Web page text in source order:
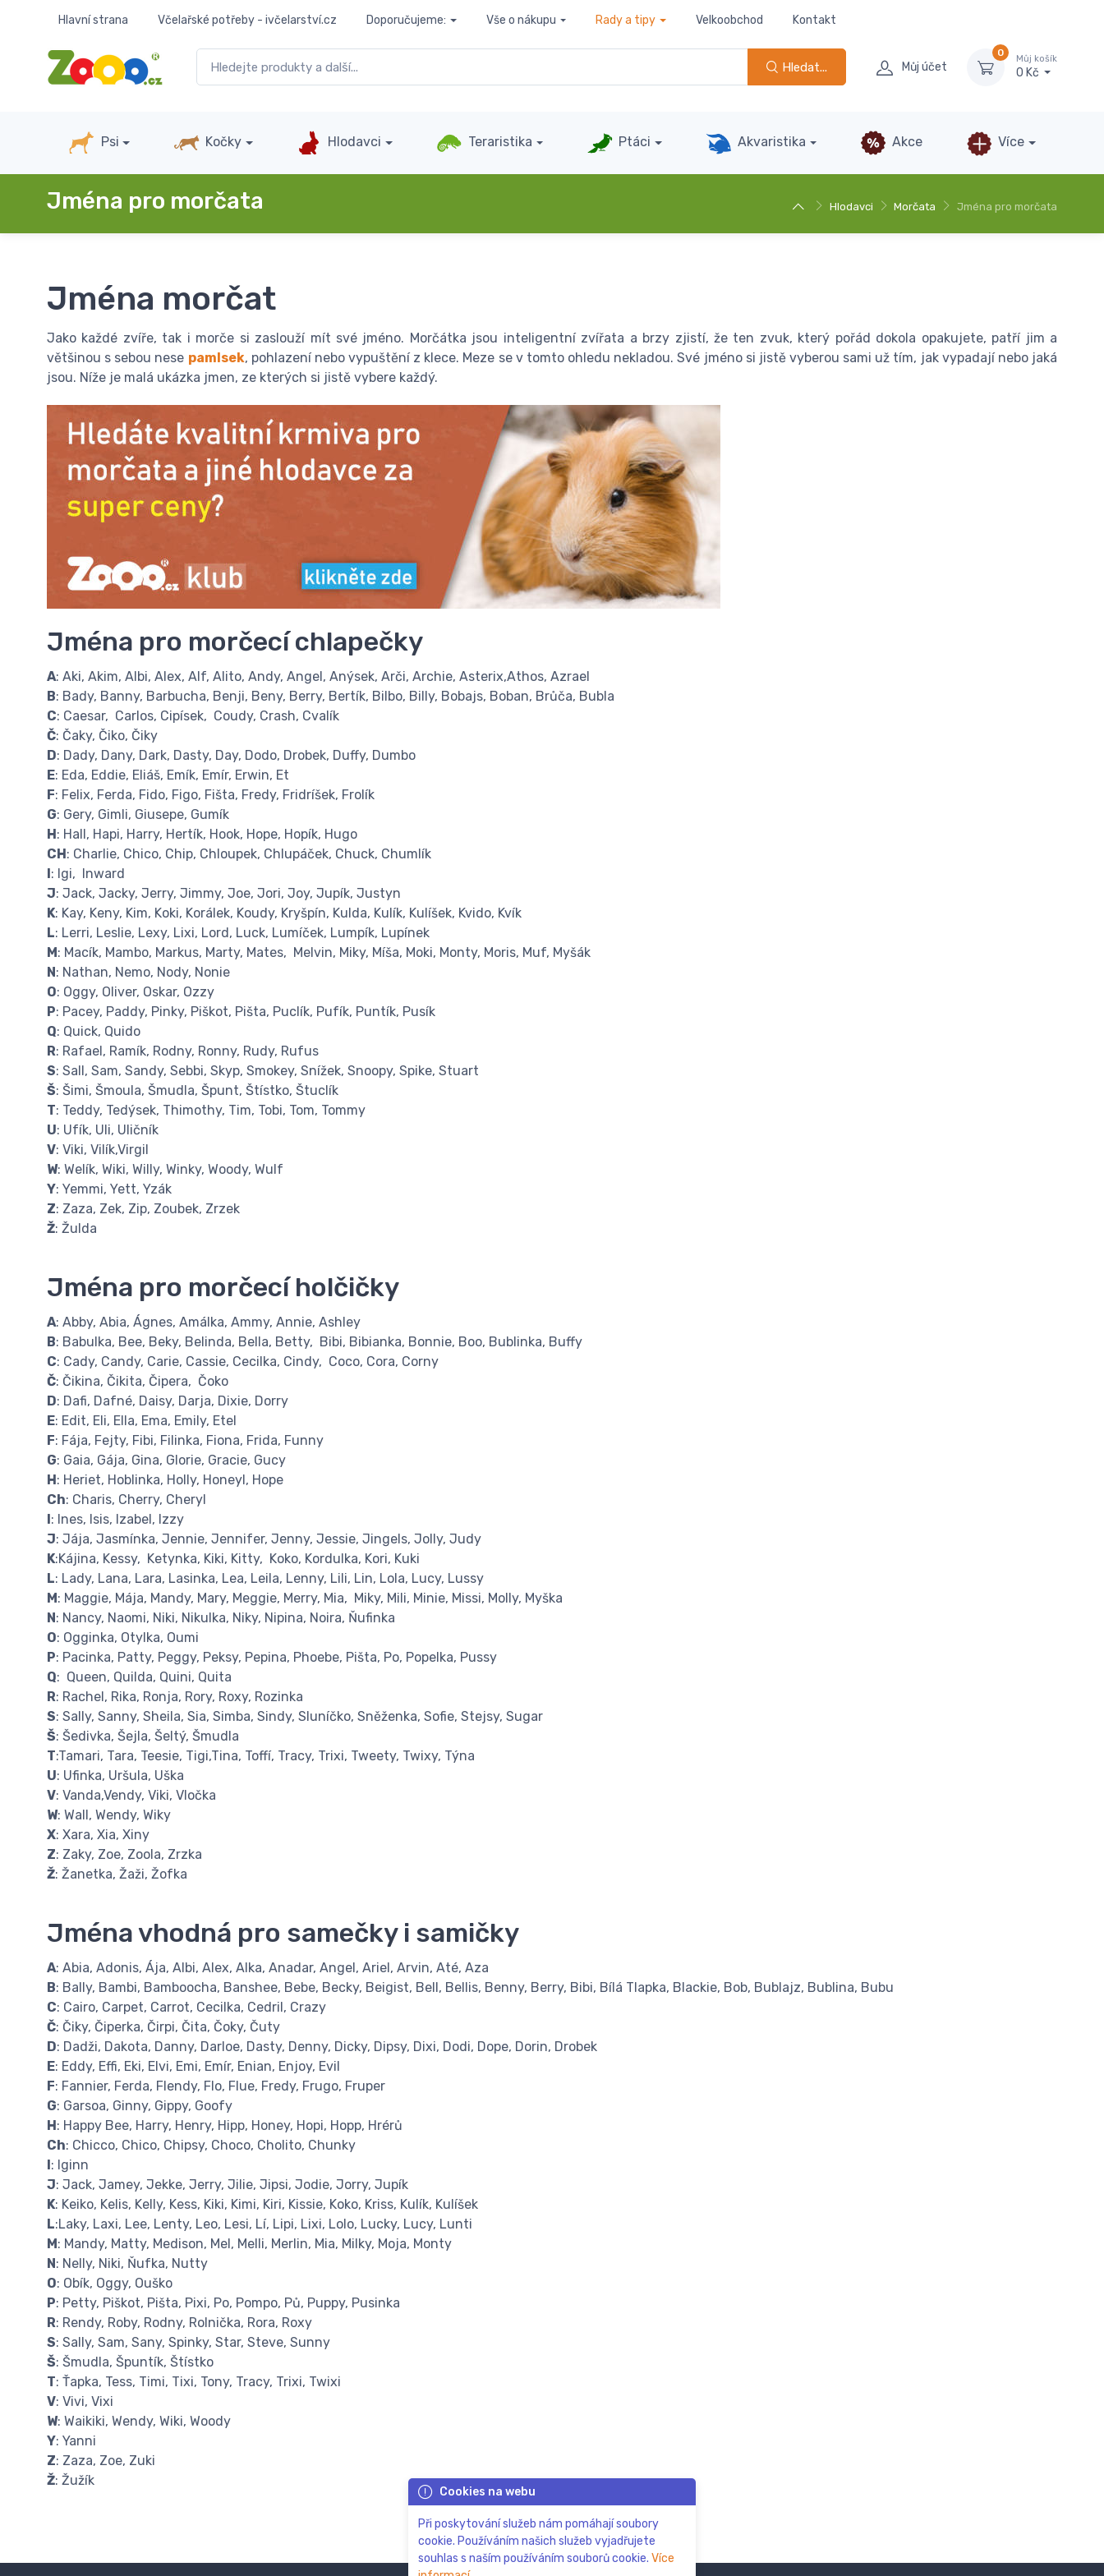
Hlavní strana Včelařské potřeby - ivčelarství.cz Doporučujeme: Vše o nákupu Rady a tipy Velkoobchod Kontakt
Hledat... Můj účet
0
Můj košík
0 Kč
Psi Kočky Hlodavci Teraristika Ptáci Akvaristika Akce Více
Hlodavci Morčata Jména pro morčata
Jména pro morčata
Jména morčat
Jako každé zvíře, tak i morče si zaslouží mít své jméno. Morčátka jsou inteligentní zvířata a brzy zjistí, že ten zvuk, který pořád dokola opakujete, patří jim a
většinou s sebou nese pamlsek, pohlazení nebo vypuštění z klece. Meze se v tomto ohledu nekladou. Své jméno si jistě vyberou sami už tím, jak vypadají nebo jaká
jsou. Níže je malá ukázka jmen, ze kterých si jistě vybere každý.
Jména pro morčecí chlapečky
A: Aki, Akim, Albi, Alex, Alf, Alito, Andy, Angel, Anýsek, Arči, Archie, Asterix,Athos, Azrael
B: Bady, Banny, Barbucha, Benji, Beny, Berry, Bertík, Bilbo, Billy, Bobajs, Boban, Brůča, Bubla
C: Caesar, Carlos, Cipísek, Coudy, Crash, Cvalík
Č: Čaky, Čiko, Čiky
D: Dady, Dany, Dark, Dasty, Day, Dodo, Drobek, Duffy, Dumbo
E: Eda, Eddie, Eliáš, Emík, Emír, Erwin, Et
F: Felix, Ferda, Fido, Figo, Fišta, Fredy, Fridríšek, Frolík
G: Gery, Gimli, Giusepe, Gumík
H: Hall, Hapi, Harry, Hertík, Hook, Hope, Hopík, Hugo
CH: Charlie, Chico, Chip, Chloupek, Chlupáček, Chuck, Chumlík
I: Igi, Inward
J: Jack, Jacky, Jerry, Jimmy, Joe, Jori, Joy, Jupík, Justyn
K: Kay, Keny, Kim, Koki, Korálek, Koudy, Kryšpín, Kulda, Kulík, Kulíšek, Kvido, Kvík
L: Lerri, Leslie, Lexy, Lixi, Lord, Luck, Lumíček, Lumpík, Lupínek
M: Macík, Mambo, Markus, Marty, Mates, Melvin, Miky, Míša, Moki, Monty, Moris, Muf, Myšák
N: Nathan, Nemo, Nody, Nonie
O: Oggy, Oliver, Oskar, Ozzy
P: Pacey, Paddy, Pinky, Piškot, Pišta, Puclík, Pufík, Puntík, Pusík
Q: Quick, Quido
R: Rafael, Ramík, Rodny, Ronny, Rudy, Rufus
S: Sall, Sam, Sandy, Sebbi, Skyp, Smokey, Snížek, Snoopy, Spike, Stuart
Š: Šimi, Šmoula, Šmudla, Špunt, Štístko, Štuclík
T: Teddy, Tedýsek, Thimothy, Tim, Tobi, Tom, Tommy
U: Ufík, Uli, Uličník
V: Viki, Vilík,Virgil
W: Welík, Wiki, Willy, Winky, Woody, Wulf
Y: Yemmi, Yett, Yzák
Z: Zaza, Zek, Zip, Zoubek, Zrzek
Ž: Žulda
Jména pro morčecí holčičky
A: Abby, Abia, Ágnes, Amálka, Ammy, Annie, Ashley
B: Babulka, Bee, Beky, Belinda, Bella, Betty, Bibi, Bibianka, Bonnie, Boo, Bublinka, Buffy
C: Cady, Candy, Carie, Cassie, Cecilka, Cindy, Coco, Cora, Corny
Č: Čikina, Čikita, Čipera, Čoko
D: Dafi, Dafné, Daisy, Darja, Dixie, Dorry
E: Edit, Eli, Ella, Ema, Emily, Etel
F: Fája, Fejty, Fibi, Filinka, Fiona, Frida, Funny
G: Gaia, Gája, Gina, Glorie, Gracie, Gucy
H: Heriet, Hoblinka, Holly, Honeyl, Hope
Ch: Charis, Cherry, Cheryl
I: Ines, Isis, Izabel, Izzy
J: Jája, Jasmínka, Jennie, Jennifer, Jenny, Jessie, Jingels, Jolly, Judy
K:Kájina, Kessy, Ketynka, Kiki, Kitty, Koko, Kordulka, Kori, Kuki
L: Lady, Lana, Lara, Lasinka, Lea, Leila, Lenny, Lili, Lin, Lola, Lucy, Lussy
M: Maggie, Mája, Mandy, Mary, Meggie, Merry, Mia, Miky, Mili, Minie, Missi, Molly, Myška
N: Nancy, Naomi, Niki, Nikulka, Niky, Nipina, Noira, Ňufinka
O: Ogginka, Otylka, Oumi
P: Pacinka, Patty, Peggy, Peksy, Pepina, Phoebe, Pišta, Po, Popelka, Pussy
Q: Queen, Quilda, Quini, Quita
R: Rachel, Rika, Ronja, Rory, Roxy, Rozinka
S: Sally, Sanny, Sheila, Sia, Simba, Sindy, Sluníčko, Sněženka, Sofie, Stejsy, Sugar
Š: Šedivka, Šejla, Šeltý, Šmudla
T:Tamari, Tara, Teesie, Tigi,Tina, Toffí, Tracy, Trixi, Tweety, Twixy, Týna
U: Ufinka, Uršula, Uška
V: Vanda,Vendy, Viki, Vločka
W: Wall, Wendy, Wiky
X: Xara, Xia, Xiny
Z: Zaky, Zoe, Zoola, Zrzka
Ž: Žanetka, Žaži, Žofka
Jména vhodná pro samečky i samičky
A: Abia, Adonis, Ája, Albi, Alex, Alka, Anadar, Angel, Ariel, Arvin, Até, Aza
B: Bally, Bambi, Bamboocha, Banshee, Bebe, Becky, Beigist, Bell, Bellis, Benny, Berry, Bibi, Bílá Tlapka, Blackie, Bob, Bublajz, Bublina, Bubu
C: Cairo, Carpet, Carrot, Cecilka, Cedril, Crazy
Č: Čiky, Čiperka, Čirpi, Čita, Čoky, Čuty
D: Dadži, Dakota, Danny, Darloe, Dasty, Denny, Dicky, Dipsy, Dixi, Dodi, Dope, Dorin, Drobek
E: Eddy, Effi, Eki, Elvi, Emi, Emír, Enian, Enjoy, Evil
F: Fannier, Ferda, Flendy, Flo, Flue, Fredy, Frugo, Fruper
G: Garsoa, Ginny, Gippy, Goofy
H: Happy Bee, Harry, Henry, Hipp, Honey, Hopi, Hopp, Hrérů
Ch: Chicco, Chico, Chipsy, Choco, Cholito, Chunky
I: Iginn
J: Jack, Jamey, Jekke, Jerry, Jilie, Jipsi, Jodie, Jorry, Jupík
K: Keiko, Kelis, Kelly, Kess, Kiki, Kimi, Kiri, Kissie, Koko, Kriss, Kulík, Kulíšek
L:Laky, Laxi, Lee, Lenty, Leo, Lesi, Lí, Lipi, Lixi, Lolo, Lucky, Lucy, Lunti
M: Mandy, Matty, Medison, Mel, Melli, Merlin, Mia, Milky, Moja, Monty
N: Nelly, Niki, Ňufka, Nutty
O: Obík, Oggy, Ouško
P: Petty, Piškot, Pišta, Pixi, Po, Pompo, Pů, Puppy, Pusinka
R: Rendy, Roby, Rodny, Rolnička, Rora, Roxy
S: Sally, Sam, Sany, Spinky, Star, Steve, Sunny
Š: Šmudla, Špuntík, Štístko
T: Ťapka, Tess, Timi, Tixi, Tony, Tracy, Trixi, Twixi
V: Vivi, Vixi
W: Waikiki, Wendy, Wiki, Woody
Y: Yanni
Z: Zaza, Zoe, Zuki
Ž: Žužík
Cookies na webu
Při poskytování služeb nám pomáhají soubory
cookie. Používáním našich služeb vyjadřujete
souhlas s naším používáním souborů cookie. Více